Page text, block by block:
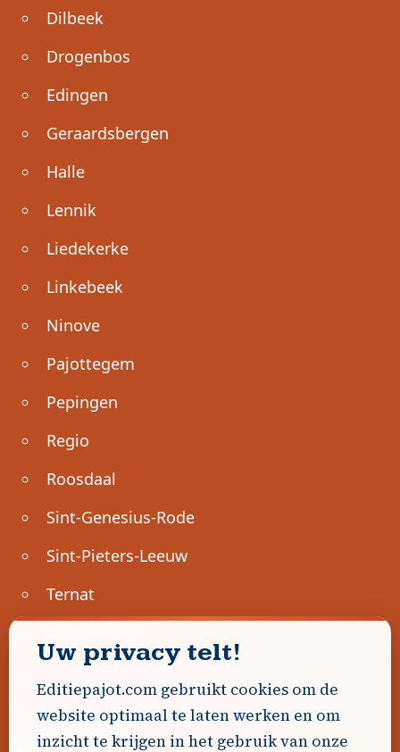
Dilbeek
Drogenbos
Edingen
Geraardsbergen
Halle
Lennik
Liedekerke
Linkebeek
Ninove
Pajottegem
Pepingen
Regio
Roosdaal
Sint-Genesius-Rode
Sint-Pieters-Leeuw
Ternat
Geen advertenties gevonden.
Uw advertentie hier? Contacteer ons!
Uw privacy telt!
Editiepajot.com gebruikt cookies om de
website optimaal te laten werken en om
inzicht te krijgen in het gebruik van onze